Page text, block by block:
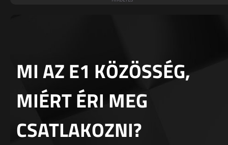
MI AZ E1 KÖZÖSSÉG,
MIÉRT ÉRI MEG
CSATLAKOZNI?